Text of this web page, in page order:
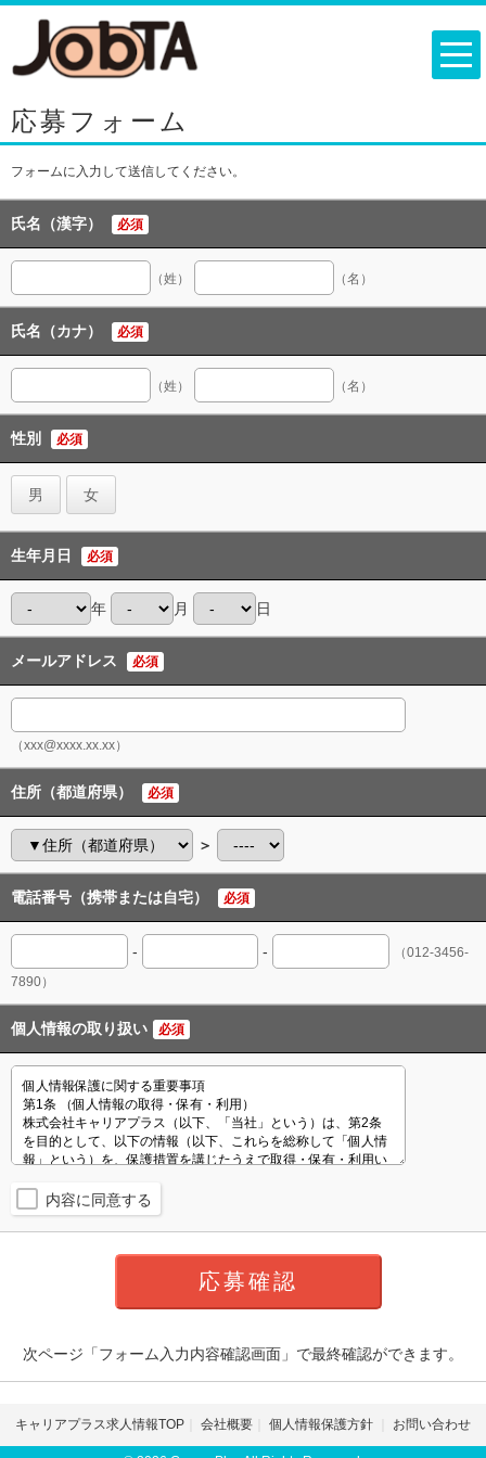
応募フォーム
フォームに入力して送信してください。
氏名（漢字） 必須
（姓） （名）
氏名（カナ） 必須
（姓） （名）
性別 必須
男 女
生年月日 必須
年 月 日
メールアドレス 必須
（xxx@xxxx.xx.xx）
住所（都道府県） 必須
＞
電話番号（携帯または自宅） 必須
- -
（012-3456-
7890）
個人情報の取り扱い 必須
内容に同意する
次ページ「フォーム入力内容確認画面」で最終確認ができます。
キャリアプラス求人情報TOP 会社概要 個人情報保護方針 お問い合わせ